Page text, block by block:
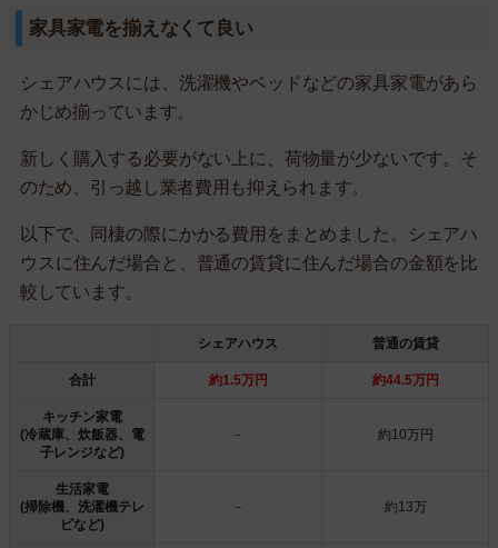
家具家電を揃えなくて良い
シェアハウスには、洗濯機やベッドなどの家具家電があら
かじめ揃っています。
新しく購入する必要がない上に、荷物量が少ないです。そ
のため、引っ越し業者費用も抑えられます。
以下で、同棲の際にかかる費用をまとめました。シェアハ
ウスに住んだ場合と、普通の賃貸に住んだ場合の金額を比
較しています。
シェアハウス 普通の賃貸
合計 約1.5万円 約44.5万円
キッチン家電
(冷蔵庫、炊飯器、電
子レンジなど)
－ 約10万円
生活家電
(掃除機、洗濯機テレ
ビなど)
－ 約13万